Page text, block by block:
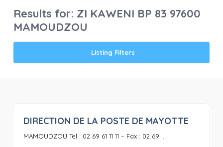
Results for: ZI KAWENI BP 83 97600
MAMOUDZOU
Listing Filters
DIRECTION DE LA POSTE DE MAYOTTE
MAMOUDZOU Tel : 02 69 61 11 11 – Fax : 02 69 ...